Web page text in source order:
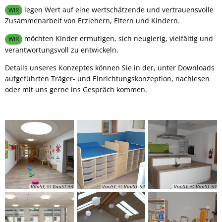
WIR
legen Wert auf eine wertschätzende und vertrauensvolle
Zusammenarbeit von Erziehern, Eltern und Kindern.
WIR
möchten Kinder ermutigen, sich neugierig, vielfältig und
verantwortungsvoll zu entwickeln.
Details unseres Konzeptes können Sie in der, unter Downloads
aufgeführten Träger- und Einrichtungskonzeption, nachlesen
oder mit uns gerne ins Gespräch kommen.
VauST, © VauST-54 VauST, © VauST-54 VauST, © VauST-54